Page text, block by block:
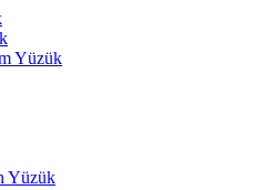
Yüzük
Yüzük